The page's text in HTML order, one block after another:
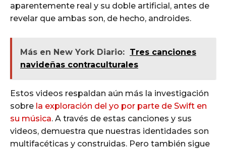
aparentemente real y su doble artificial, antes de
revelar que ambas son, de hecho, androides.
Más en New York Diario: Tres canciones
navideñas contraculturales
Estos videos respaldan aún más la investigación
sobre la exploración del yo por parte de Swift en
su música. A través de estas canciones y sus
videos, demuestra que nuestras identidades son
multifacéticas y construidas. Pero también sigue